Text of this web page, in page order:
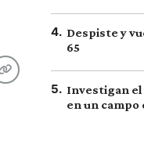
4. Despiste y
65
5. Investigan el
en un campo